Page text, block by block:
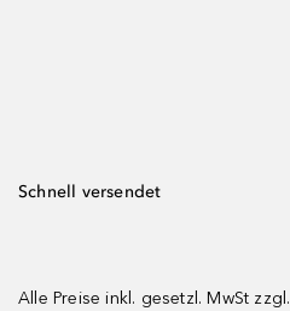
Schnell versendet
Alle Preise inkl. gesetzl. MwSt zzgl.